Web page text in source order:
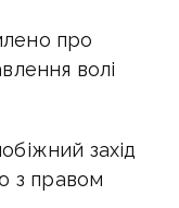
про
волі
захід
з правом